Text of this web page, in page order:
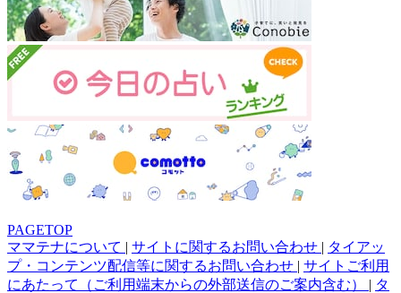
PAGETOP
ママテナについて | サイトに関するお問い合わせ | タイアッ
プ・コンテンツ配信等に関するお問い合わせ | サイトご利用
にあたって（ご利用端末からの外部送信のご案内含む） | タ